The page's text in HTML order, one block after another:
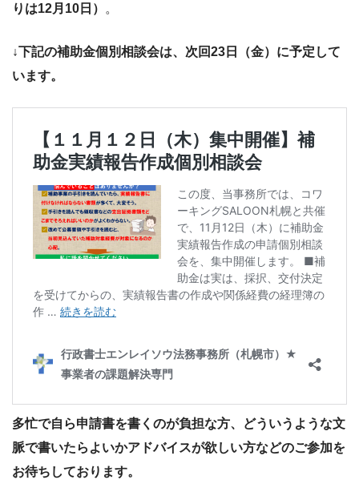
りは12月10日）
。
↓下記の補助金個別相談会は、次回23日（金）に予定して
います。
多忙で自ら申請書を書くのが負担な方、どういうような文
脈で書いたらよいかアドバイスが欲しい方などのご参加を
お待ちしております。